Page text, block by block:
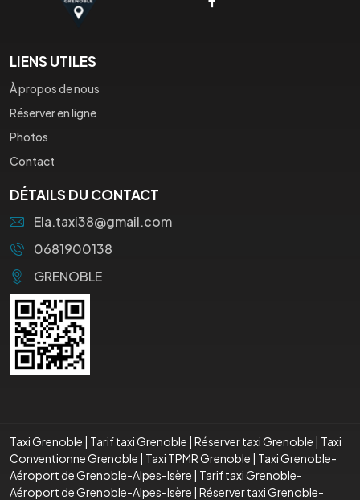
LIENS UTILES
À propos de nous
Réserver en ligne
Photos
Contact
DÉTAILS DU CONTACT
Ela.taxi38@gmail.com
0681900138
GRENOBLE
Taxi Grenoble | Tarif taxi Grenoble | Réserver taxi Grenoble | Taxi
Conventionne Grenoble | Taxi TPMR Grenoble | Taxi Grenoble-
Aéroport de Grenoble-Alpes-Isère | Tarif taxi Grenoble-
Aéroport de Grenoble-Alpes-Isère | Réserver taxi Grenoble-